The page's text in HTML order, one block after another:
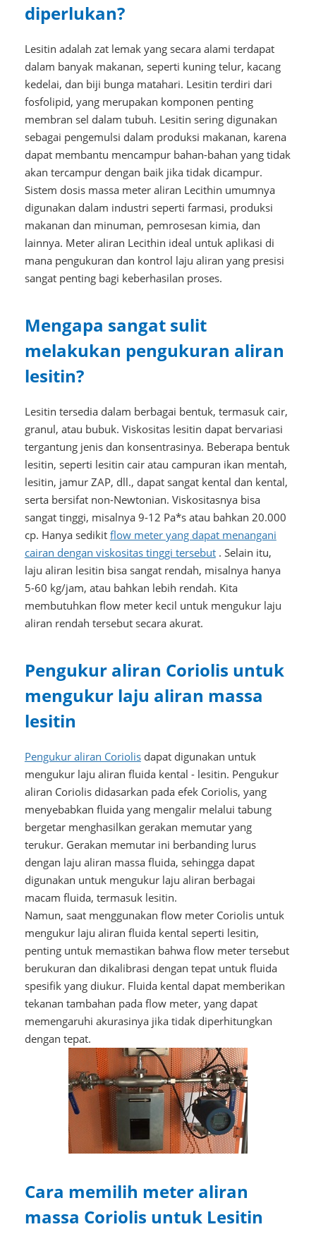
diperlukan?
Lesitin adalah zat lemak yang secara alami terdapat
dalam banyak makanan, seperti kuning telur, kacang
kedelai, dan biji bunga matahari. Lesitin terdiri dari
fosfolipid, yang merupakan komponen penting
membran sel dalam tubuh. Lesitin sering digunakan
sebagai pengemulsi dalam produksi makanan, karena
dapat membantu mencampur bahan-bahan yang tidak
akan tercampur dengan baik jika tidak dicampur.
Sistem dosis massa meter aliran Lecithin umumnya
digunakan dalam industri seperti farmasi, produksi
makanan dan minuman, pemrosesan kimia, dan
lainnya. Meter aliran Lecithin ideal untuk aplikasi di
mana pengukuran dan kontrol laju aliran yang presisi
sangat penting bagi keberhasilan proses.
Mengapa sangat sulit
melakukan pengukuran aliran
lesitin?
Lesitin tersedia dalam berbagai bentuk, termasuk cair,
granul, atau bubuk. Viskositas lesitin dapat bervariasi
tergantung jenis dan konsentrasinya. Beberapa bentuk
lesitin, seperti lesitin cair atau campuran ikan mentah,
lesitin, jamur ZAP, dll., dapat sangat kental dan kental,
serta bersifat non-Newtonian. Viskositasnya bisa
sangat tinggi, misalnya 9-12 Pa*s atau bahkan 20.000
cp. Hanya sedikit flow meter yang dapat menangani
cairan dengan viskositas tinggi tersebut. Selain itu,
laju aliran lesitin bisa sangat rendah, misalnya hanya
5-60 kg/jam, atau bahkan lebih rendah. Kita
membutuhkan flow meter kecil untuk mengukur laju
aliran rendah tersebut secara akurat.
Pengukur aliran Coriolis untuk
mengukur laju aliran massa
lesitin
Pengukur aliran Coriolisdapat digunakan untuk
mengukur laju aliran fluida kental - lesitin. Pengukur
aliran Coriolis didasarkan pada efek Coriolis, yang
menyebabkan fluida yang mengalir melalui tabung
bergetar menghasilkan gerakan memutar yang
terukur. Gerakan memutar ini berbanding lurus
dengan laju aliran massa fluida, sehingga dapat
digunakan untuk mengukur laju aliran berbagai
macam fluida, termasuk lesitin.
Namun, saat menggunakan flow meter Coriolis untuk
mengukur laju aliran fluida kental seperti lesitin,
penting untuk memastikan bahwa flow meter tersebut
berukuran dan dikalibrasi dengan tepat untuk fluida
spesifik yang diukur. Fluida kental dapat memberikan
tekanan tambahan pada flow meter, yang dapat
memengaruhi akurasinya jika tidak diperhitungkan
dengan tepat.
Cara memilih meter aliran
massa Coriolis untuk Lesitin